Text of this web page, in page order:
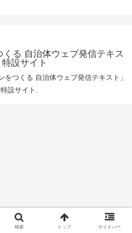
くる 自治体ウェブ発信テキス
特設サイト
つくる 自治体ウェブ発信テキスト」
特設サイト.
検索 トップ サイドバー